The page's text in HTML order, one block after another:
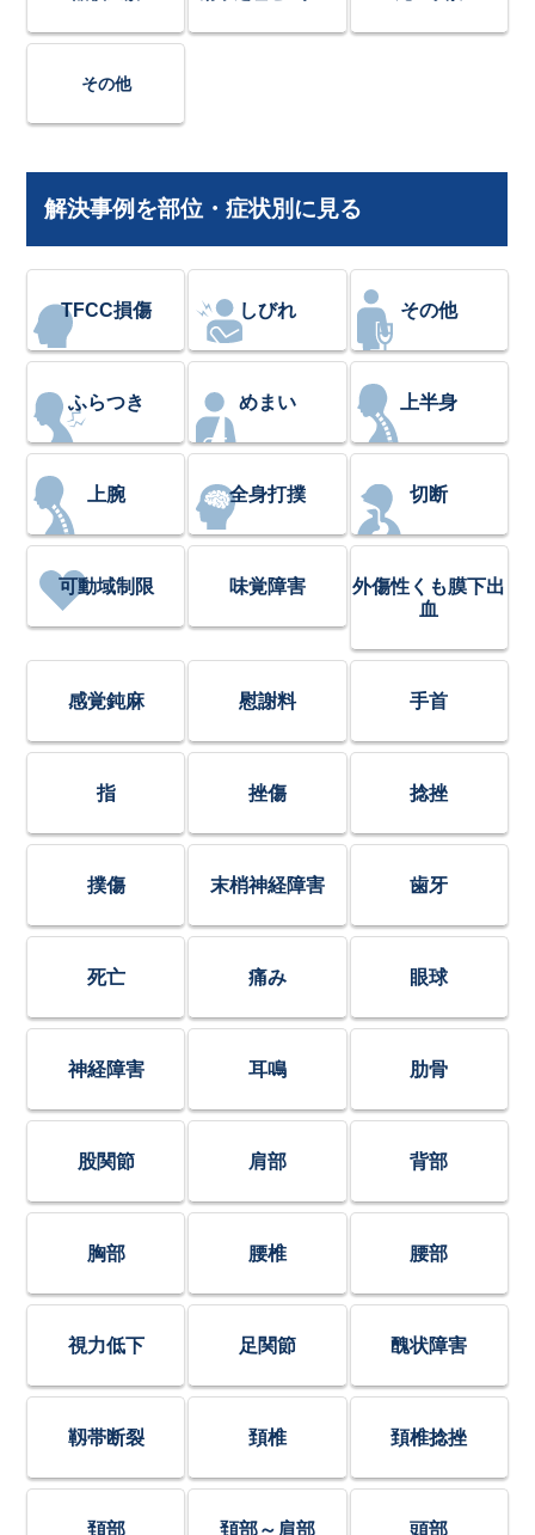
その他
解決事例を部位・症状別に見る
TFCC損傷 しびれ その他
ふらつき めまい 上半身
上腕 全身打撲 切断
可動域制限 味覚障害
外傷性くも膜下出
血
感覚鈍麻 慰謝料 手首
指 挫傷 捻挫
撲傷 末梢神経障害 歯牙
死亡 痛み 眼球
神経障害 耳鳴 肋骨
股関節 肩部 背部
胸部 腰椎 腰部
視力低下 足関節 醜状障害
靱帯断裂 頚椎 頚椎捻挫
頚部 頚部～肩部 頭部